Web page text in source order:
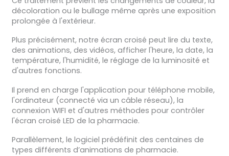
décoloration ou le bullage même après une exposition
prolongée à l'extérieur.
Plus précisément, notre écran croisé peut lire du texte,
des animations, des vidéos, afficher l'heure, la date, la
température, l'humidité, le réglage de la luminosité et
d'autres fonctions.
Il prend en charge l'application pour téléphone mobile,
l'ordinateur (connecté via un câble réseau), la
connexion WIFI et d'autres méthodes pour contrôler
l'écran croisé LED de la pharmacie.
Parallèlement, le logiciel prédéfinit des centaines de
types différents d’animations de pharmacie.